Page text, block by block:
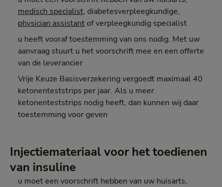
medisch specialist, diabetesverpleegkundige,
physician assistantof verpleegkundig specialist
u heeft vooraf toestemming van ons nodig. Met uw
aanvraag stuurt u het voorschrift mee en een offerte
van de leverancier
Vrije Keuze Basisverzekering vergoedt maximaal 40
ketonenteststrips per jaar. Als u meer
ketonenteststrips nodig heeft, dan kunnen wij daar
toestemming voor geven
Injectiemateriaal voor het toedienen
van insuline
u moet een voorschrift hebben van uw huisarts,